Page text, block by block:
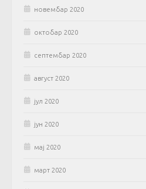
новембар 2020
октобар 2020
септембар 2020
август 2020
јул 2020
јун 2020
мај 2020
март 2020